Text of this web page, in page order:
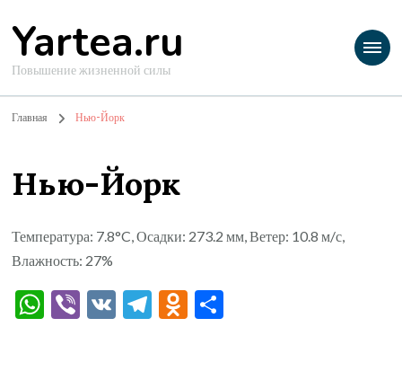
Yartea.ru
Повышение жизненной силы
Главная Нью-Йорк
Нью-Йорк
Температура: 7.8°C, Осадки: 273.2 мм, Ветер: 10.8 м/с,
Влажность: 27%
WhatsApp
Viber
VK Telegram
Odnoklassniki